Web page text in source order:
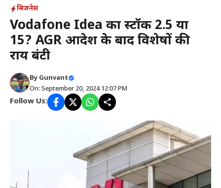
बिजनेस
Vodafone Idea का स्टॉक ₹2.5 या
₹15? AGR आदेश के बाद विशेषज्ञों की
राय बंटी
By Gunvant
On: September 20, 2024 12:07 PM
Follow Us: